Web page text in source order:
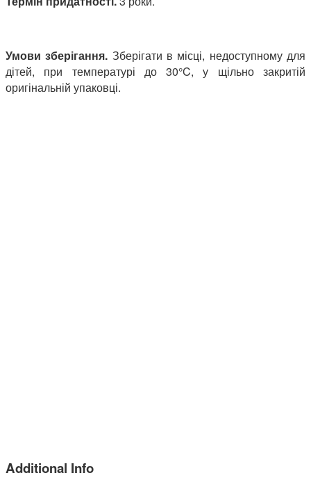
Умови зберігання. Зберігати в місці, недоступному для
дітей, при температурі до 30°C, у щільно закритій
оригінальній упаковці.
Additional Info